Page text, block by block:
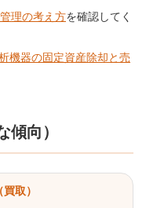
理の考え方を確認してく
機器の固定資産除却と売
向）
取）